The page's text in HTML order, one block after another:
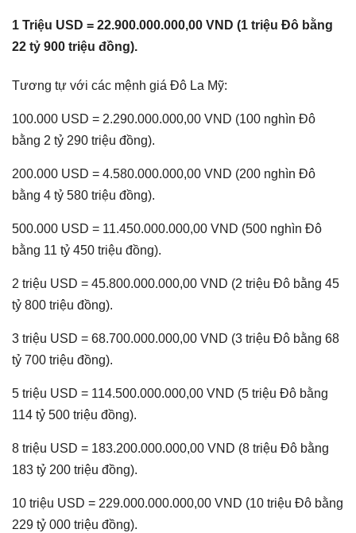
1 Triệu USD = 22.900.000.000,00 VND (1 triệu Đô bằng
22 tỷ 900 triệu đồng).
Tương tự với các mệnh giá Đô La Mỹ:
100.000 USD = 2.290.000.000,00 VND (100 nghìn Đô
bằng 2 tỷ 290 triệu đồng).
200.000 USD = 4.580.000.000,00 VND (200 nghìn Đô
bằng 4 tỷ 580 triệu đồng).
500.000 USD = 11.450.000.000,00 VND (500 nghìn Đô
bằng 11 tỷ 450 triệu đồng).
2 triệu USD = 45.800.000.000,00 VND (2 triệu Đô bằng 45
tỷ 800 triệu đồng).
3 triệu USD = 68.700.000.000,00 VND (3 triệu Đô bằng 68
tỷ 700 triệu đồng).
5 triệu USD = 114.500.000.000,00 VND (5 triệu Đô bằng
114 tỷ 500 triệu đồng).
8 triệu USD = 183.200.000.000,00 VND (8 triệu Đô bằng
183 tỷ 200 triệu đồng).
10 triệu USD = 229.000.000.000,00 VND (10 triệu Đô bằng
229 tỷ 000 triệu đồng).